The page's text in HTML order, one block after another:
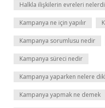
Halkla ilişkilerin evreleri
Kampanya ne için yapılır
Kampanya sorumlusu nedir
Kampanya süreci nedir
Kampanya yaparken nelere
Kampanya yapmak ne demek